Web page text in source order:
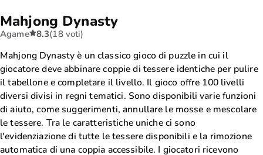
Mahjong Dynasty
Agame 8.3(18 voti)
Mahjong Dynasty è un classico gioco di puzzle in cui il
giocatore deve abbinare coppie di tessere identiche per pulire
il tabellone e completare il livello. Il gioco offre 100 livelli
diversi divisi in regni tematici. Sono disponibili varie funzioni
di aiuto, come suggerimenti, annullare le mosse e mescolare
le tessere. Tra le caratteristiche uniche ci sono
l'evidenziazione di tutte le tessere disponibili e la rimozione
automatica di una coppia accessibile. I giocatori ricevono